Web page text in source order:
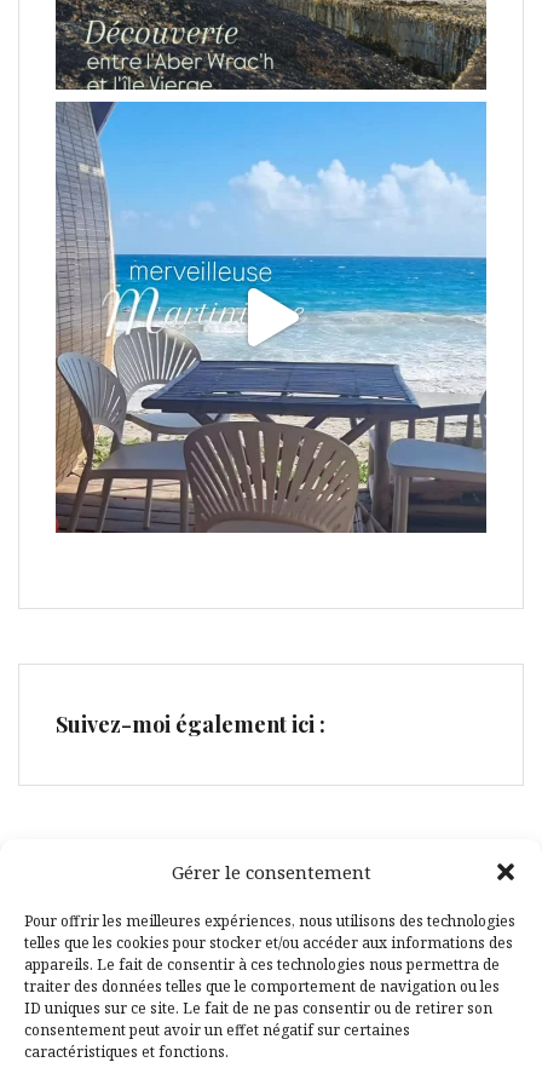
Gérer le consentement
Pour offrir les meilleures expériences, nous utilisons des technologies
telles que les cookies pour stocker et/ou accéder aux informations des
appareils. Le fait de consentir à ces technologies nous permettra de
traiter des données telles que le comportement de navigation ou les
ID uniques sur ce site. Le fait de ne pas consentir ou de retirer son
consentement peut avoir un effet négatif sur certaines
caractéristiques et fonctions.
Suivez-moi également ici :
Facebook
Pinterest